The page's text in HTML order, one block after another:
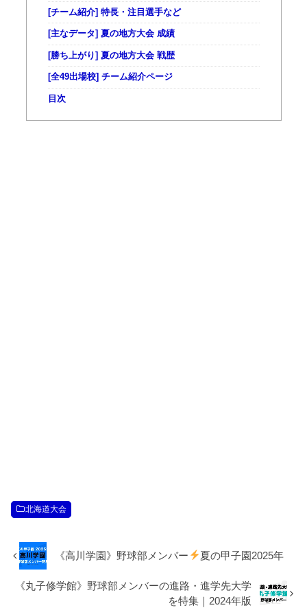
[チーム紹介] 特長・注目選手など
[主なデータ] 夏の地方大会 成績
[勝ち上がり] 夏の地方大会 戦歴
[全49出場校] チーム紹介ページ
目次
北海道大会
《高川学園》野球部メンバー 夏の甲子園2025年
《丸子修学館》野球部メンバーの進路・進学先大学
を特集｜2024年版